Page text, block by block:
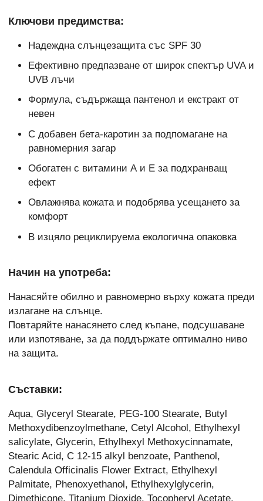
Ключови предимства:
Надеждна слънцезащита със SPF 30
Ефективно предпазване от широк спектър UVA и
UVB лъчи
Формула, съдържаща пантенол и екстракт от
невен
С добавен бета-каротин за подпомагане на
равномерния загар
Обогатен с витамини А и Е за подхранващ
ефект
Овлажнява кожата и подобрява усещането за
комфорт
В изцяло рециклируема екологична опаковка
Начин на употреба:
Нанасяйте обилно и равномерно върху кожата преди
излагане на слънце.
Повтаряйте нанасянето след къпане, подсушаване
или изпотяване, за да поддържате оптимално ниво
на защита.
Съставки:
Aqua, Glyceryl Stearate, PEG-100 Stearate, Butyl
Methoxydibenzoylmethane, Cetyl Alcohol, Ethylhexyl
salicylate, Glycerin, Ethylhexyl Methoxycinnamate,
Stearic Acid, C 12-15 alkyl benzoate, Panthenol,
Calendula Officinalis Flower Extract, Ethylhexyl
Palmitate, Phenoxyethanol, Ethylhexylglycerin,
Dimethicone, Titanium Dioxide, Tocopheryl Acetate,